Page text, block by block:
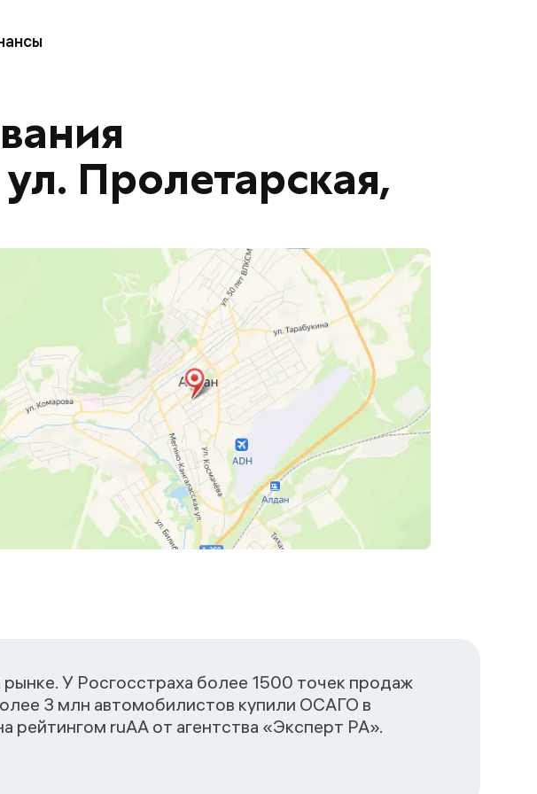
Пролетарская,
У Росгосстраха более 1500 точек продаж
3 млн автомобилистов купили ОСАГО в
рейтингом ruАА от агентства «Эксперт РА».